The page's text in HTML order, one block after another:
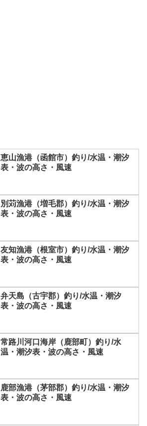
恵山漁港（函館市）釣り/水温・潮汐
表・波の高さ・風速
別苅漁港（増毛郡）釣り/水温・潮汐
表・波の高さ・風速
友知漁港（根室市）釣り/水温・潮汐
表・波の高さ・風速
弁天島（古宇郡）釣り/水温・潮汐
表・波の高さ・風速
常路川河口海岸（鹿部町）釣り/水
温・潮汐表・波の高さ・風速
鹿部漁港（茅部郡）釣り/水温・潮汐
表・波の高さ・風速